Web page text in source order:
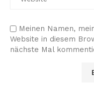
Meinen Namen,
Website in diesem
nächste Mal